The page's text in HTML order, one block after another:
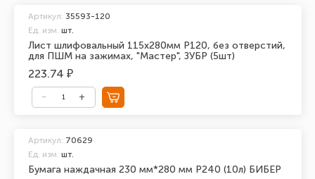
Лист шлифовальный 115х280мм Р120, без отверстий,
для ПШМ на зажимах, "Мастер", ЗУБР (5шт)
Артикул: 35593-120
Ед. изм. шт.
223.74 ₽
Бумага наждачная 230 мм*280 мм Р240 (10л) БИБЕР
Артикул: 70629
Ед. изм. шт.